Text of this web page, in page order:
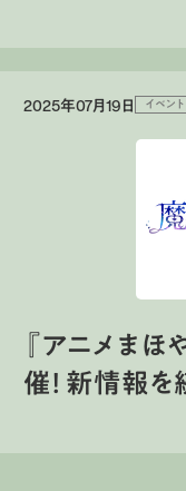
2025年07月19日 イベント
『アニメまほ
催！ 新情報